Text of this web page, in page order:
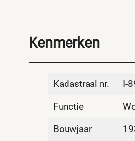
Kenmerken
Kadastraal nr. I-
Functie
Bouwjaar